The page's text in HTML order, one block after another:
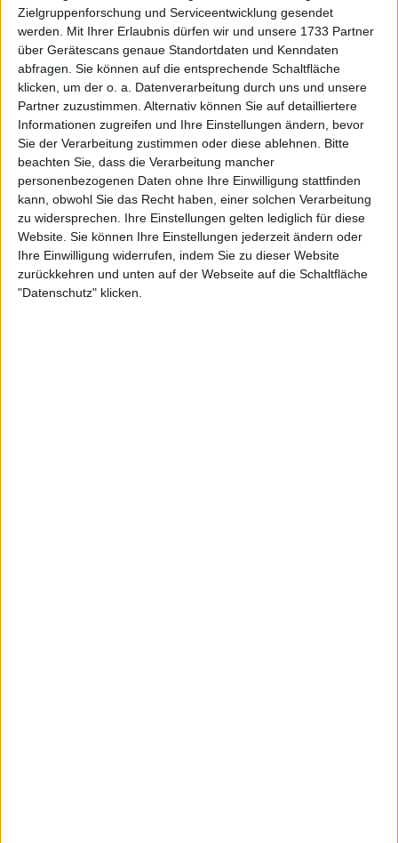
Zielgruppenforschung und Serviceentwicklung gesendet
werden. Mit Ihrer Erlaubnis dürfen wir und unsere 1733 Partner
über Gerätescans genaue Standortdaten und Kenndaten
abfragen. Sie können auf die entsprechende Schaltfläche
klicken, um der o. a. Datenverarbeitung durch uns und unsere
Partner zuzustimmen. Alternativ können Sie auf detailliertere
Informationen zugreifen und Ihre Einstellungen ändern, bevor
Sie der Verarbeitung zustimmen oder diese ablehnen. Bitte
beachten Sie, dass die Verarbeitung mancher
personenbezogenen Daten ohne Ihre Einwilligung stattfinden
kann, obwohl Sie das Recht haben, einer solchen Verarbeitung
zu widersprechen. Ihre Einstellungen gelten lediglich für diese
Website. Sie können Ihre Einstellungen jederzeit ändern oder
Ihre Einwilligung widerrufen, indem Sie zu dieser Website
zurückkehren und unten auf der Webseite auf die Schaltfläche
"Datenschutz" klicken.
welcher der beiden Spieler das
Tennis in den nächsten Jahren
dominieren wird" : Boris Becker
über Jannik Sinner und Carlos
Alcaraz
Boris Becker als Meister des
Comebacks
So vollzieht sich die erste von mehreren
Schlußpointen in London und Wimbledon 1999, vor
einem Vierteljahrhundert – bei Beckers letztem